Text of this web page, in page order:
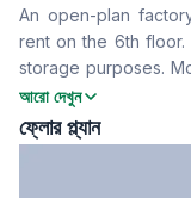
খাবার রুম
ফ্লোর টাইপ
সার্ভেন্ট রুম
স্টাফ টয়লেট
An open-plan
rent on the 6th
storage purposes.
one-year advance
আরো দেখুন
ফ্লোর প্ল্যান